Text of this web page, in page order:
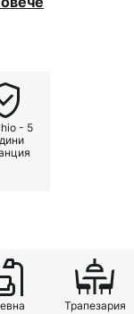
вложка е
което
под ъгъл от
- 5
Трапезария